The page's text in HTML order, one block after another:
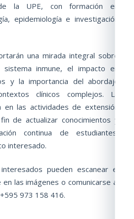
la UPE, con formación en
epidemiología e investigación
una mirada integral sobre
inmune, el impacto en
y la importancia del abordaje
clínicos complejos. La
en las actividades de extensión
de actualizar conocimientos y
continua de estudiantes,
interesado.
pueden escanear el
las imágenes o comunicarse al
973 158 416.